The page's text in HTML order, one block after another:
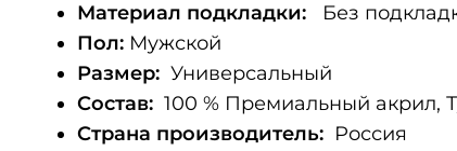
Материал подкладки:Без
Пол:Мужской
Размер:Универсальный
Состав:100 % Премиальный акрил,
Страна производитель:Россия